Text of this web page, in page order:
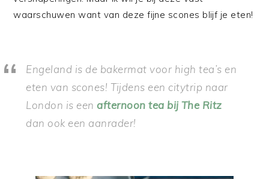
waarschuwen want van deze fijne scones blijf je eten!
Engeland is de bakermat voor high tea’s en
eten van scones! Tijdens een citytrip naar
London is een afternoon tea bij The Ritz
dan ook een aanrader!